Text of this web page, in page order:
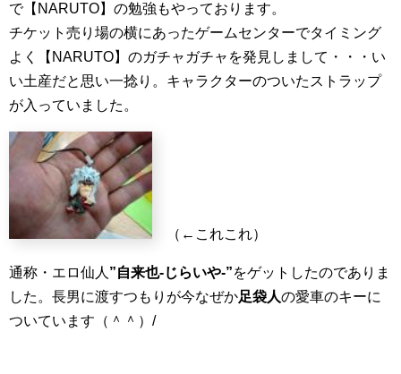
で【NARUTO】の勉強もやっております。
チケット売り場の横にあったゲームセンターでタイミング
よく【NARUTO】のガチャガチャを発見しまして・・・い
い土産だと思い一捻り。キャラクターのついたストラップ
が入っていました。
（←これこれ）
通称・エロ仙人 ”自来也-じらいや-”をゲットしたのでありま
した。長男に渡すつもりが今なぜか足袋人の愛車のキーに
ついています（＾＾）/